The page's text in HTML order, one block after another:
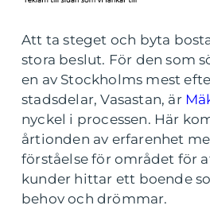
Att ta steget och byta
stora beslut. För den som
en av Stockholms mest
stadsdelar, Vasastan, är
nyckel i processen. Här
årtionden av erfarenhet
förståelse för området för
kunder hittar ett boende
behov och drömmar.